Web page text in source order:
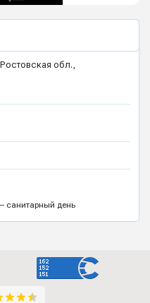
обл.,
санитарный день